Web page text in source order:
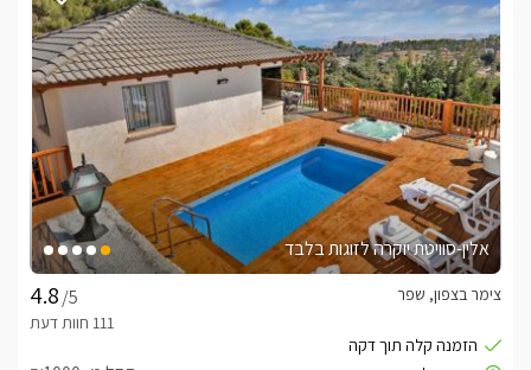
אלין-סוויטת יוקרה לזוגות בלבד
/5
צימר בצפון, שפר